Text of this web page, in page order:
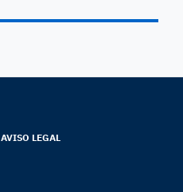
AVISO LEGAL